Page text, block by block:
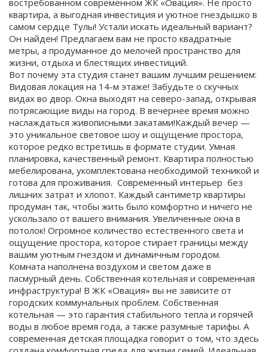
востребованном современном ЖК «Овация». Не просто
квартира, а выгодная инвестиция и уютное гнездышко в
самом сердце Тулы! Устали искать идеальный вариант?
Он найден! Предлагаем вам не просто квадратные
метры, а продуманное до мелочей пространство для
жизни, отдыха и блестящих инвестиций.
Вот почему эта студия станет вашим лучшим решением:
Видовая локация на 14-м этаже! Забудьте о скучных
видах во двор. Окна выходят на северо-запад, открывая
потрясающие виды на город. В вечернее время можно
наслаждаться живописными закатами!Каждый вечер —
это уникальное световое шоу и ощущение простора,
которое редко встретишь в формате студии. Умная
планировка, качественный ремонт. Квартира полностью
мебелирована, укомплектована необходимой техникой и
готова для проживания. Современный интерьер без
лишних затрат и хлопот. Каждый сантиметр квартиры
продуман так, чтобы жить было комфортно и ничего не
ускользало от вашего внимания. Увеличенные окна в
потолок! Огромное количество естественного света и
ощущение простора, которое стирает границы между
вашим уютным гнездом и динамичным городом.
Комната наполнена воздухом и светом даже в
пасмурный день. Собственная котельная и современная
инфраструктура! В ЖК «Овация» вы не зависите от
городских коммунальных проблем. Собственная
котельная — это гарантия стабильного тепла и горячей
воды в любое время года, а также разумные тарифы. А
современная детская площадка говорит о том, что здесь